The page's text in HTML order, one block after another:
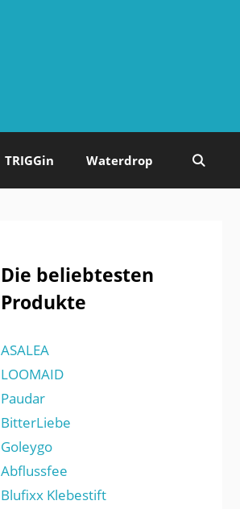
TRIGGin Waterdrop
Die beliebtesten
Produkte
ASALEA
LOOMAID
Paudar
BitterLiebe
Goleygo
Abflussfee
Blufixx Klebestift